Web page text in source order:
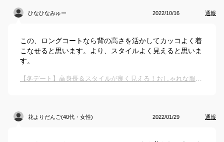
ひなひなみゅー 2022/10/16 通報
この、ロングコートなら背の高さを活かしてカッコよく着
こなせると思います。より、スタイルよく見えると思いま
す。
【冬デート】高身長＆スタイルが良く見える！おしゃれな服装を教えてほしいです。
花よりだんご(40代・女性) 2022/01/29 通報